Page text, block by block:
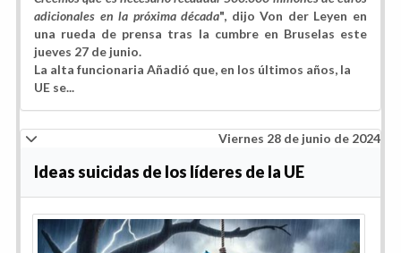
adicionales en la próxima década", dijo Von der Leyen en
una rueda de prensa tras la cumbre en Bruselas este
jueves 27 de junio.
La alta funcionaria Añadió que, en los últimos años, la
UE se...
Viernes 28 de junio de 2024
Ideas suicidas de los líderes de la UE